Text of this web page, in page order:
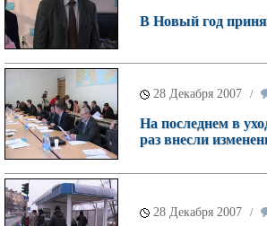
В Новый год
28 Декабря 2007 /
На последнем в
раз внесли
28 Декабря 2007 /